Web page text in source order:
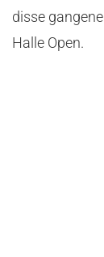
disse
Halle Open.